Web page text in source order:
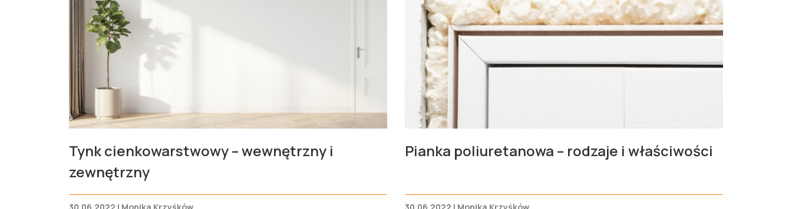
Tynk cienkowarstwowy – wewnętrzny i
zewnętrzny
Pianka poliuretanowa – rodzaje i właściwości